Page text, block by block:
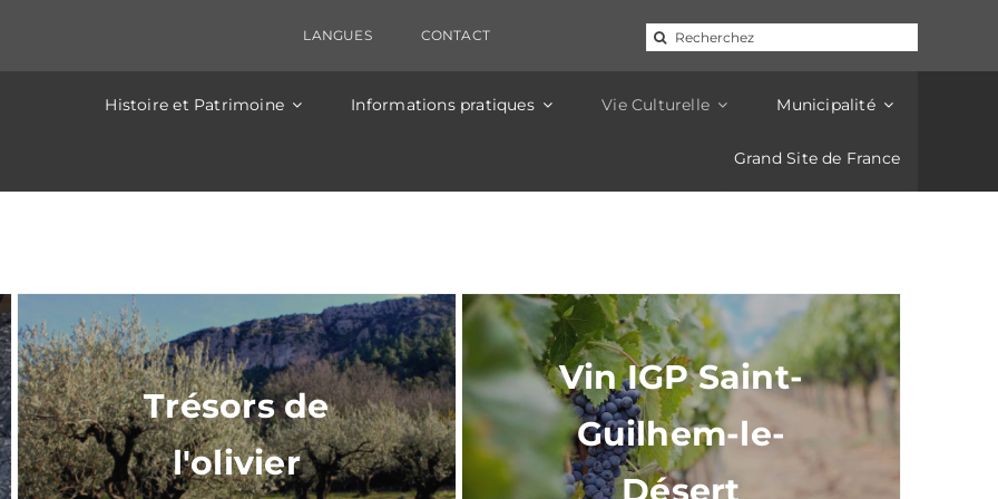
sera fermée entre Clamouse et St-Guilhem de 14h à 16h.
LANGUES CONTACT Rechercher:
Histoire et Patrimoine Informations pratiques Vie Culturelle Municipalité
Grand Site de France
Trésors de
l'olivier
Vin IGP Saint-
Guilhem-le-